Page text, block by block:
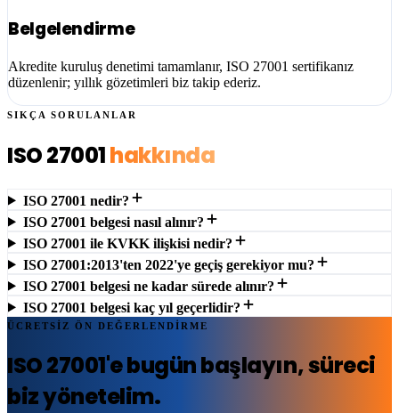
Belgelendirme
Akredite kuruluş denetimi tamamlanır, ISO 27001 sertifikanız
düzenlenir; yıllık gözetimleri biz takip ederiz.
SIKÇA SORULANLAR
ISO 27001hakkında
ISO 27001 nedir?
ISO 27001 belgesi nasıl alınır?
ISO 27001 ile KVKK ilişkisi nedir?
ISO 27001:2013'ten 2022'ye geçiş gerekiyor mu?
ISO 27001 belgesi ne kadar sürede alınır?
ISO 27001 belgesi kaç yıl geçerlidir?
ÜCRETSİZ ÖN DEĞERLENDİRME
ISO 27001'ebugün başlayın, süreci
biz yönetelim.